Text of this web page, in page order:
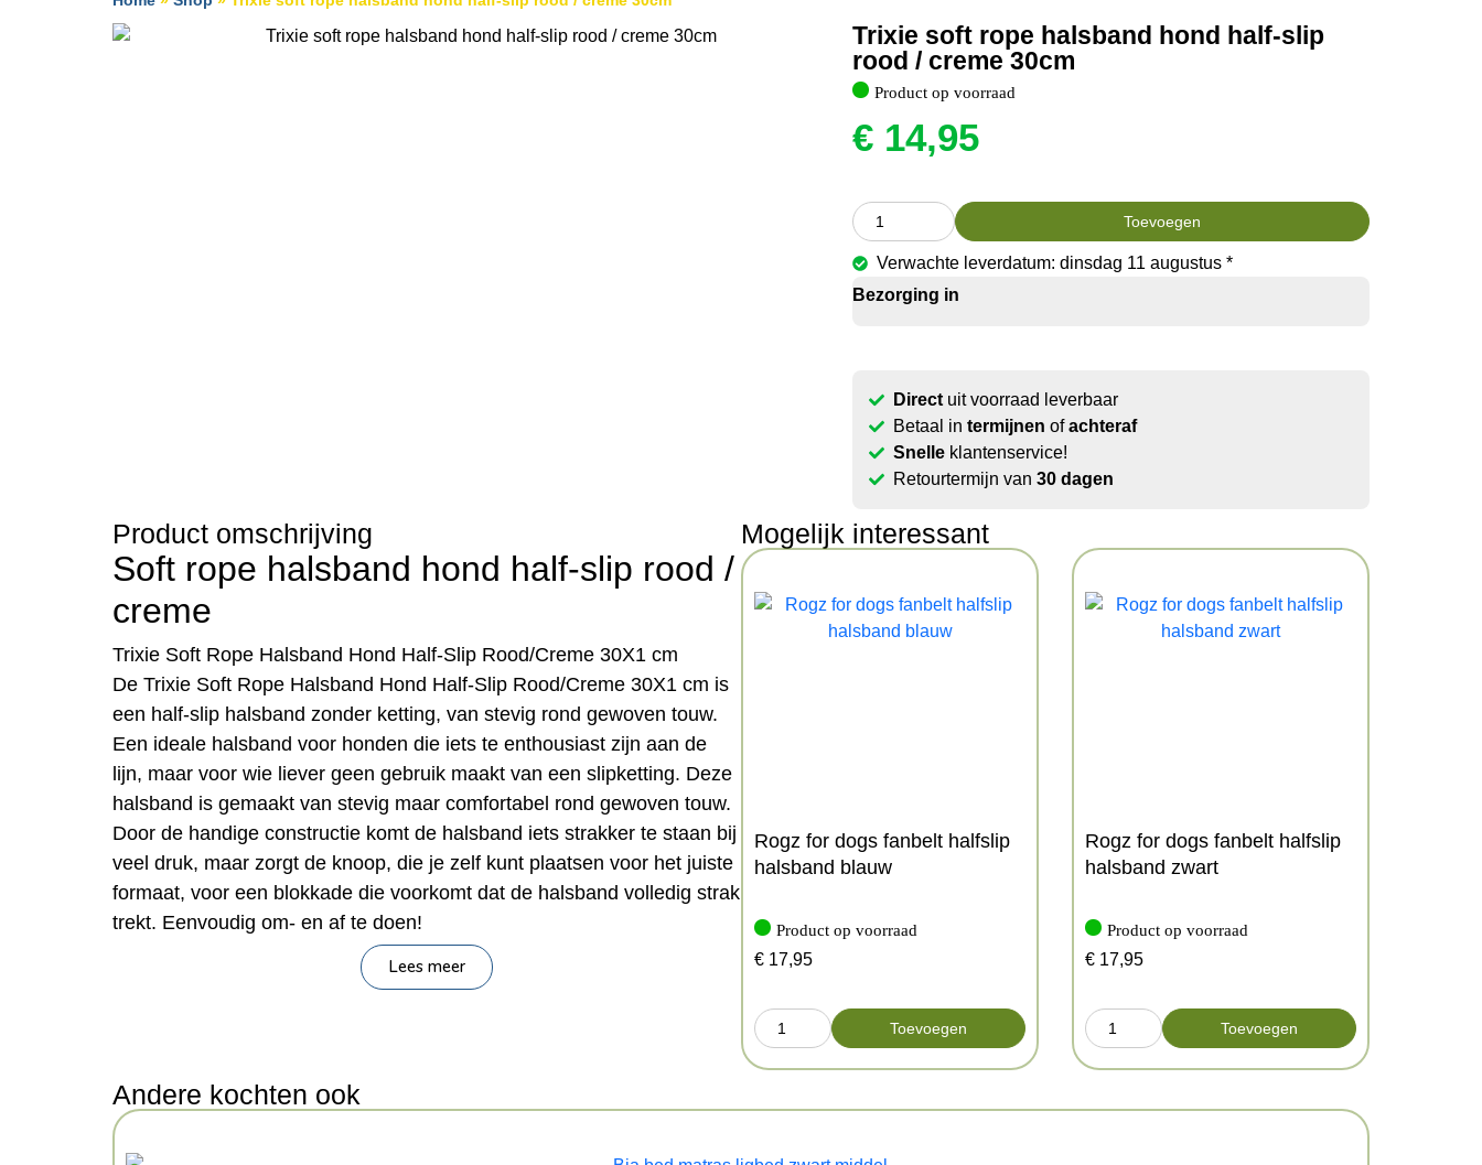
Trixie soft rope halsband hond half-slip
rood / creme 30cm
Product op voorraad
€14,95
Toevoegen
Verwachte leverdatum: dinsdag 11 augustus *
Bezorging in
Direct uit voorraad leverbaar
Betaal intermijnen ofachteraf
Snelle klantenservice!
Retourtermijn van30 dagen
Product omschrijving
Soft rope halsband hond half-slip rood /
creme
Trixie Soft Rope Halsband Hond Half-Slip Rood/Creme 30X1 cm
De Trixie Soft Rope Halsband Hond Half-Slip Rood/Creme 30X1 cm is
een half-slip halsband zonder ketting, van stevig rond gewoven touw.
Een ideale halsband voor honden die iets te enthousiast zijn aan de
lijn, maar voor wie liever geen gebruik maakt van een slipketting. Deze
halsband is gemaakt van stevig maar comfortabel rond gewoven touw.
Door de handige constructie komt de halsband iets strakker te staan bij
veel druk, maar zorgt de knoop, die je zelf kunt plaatsen voor het juiste
formaat, voor een blokkade die voorkomt dat de halsband volledig strak
trekt. Eenvoudig om- en af te doen!
– Half-slip halsband voor de hond
– Eenvoudig aan en uit te trekken
Afmeting: 30X1 cm
Lees meer
Mogelijk interessant
Rogz for dogs fanbelt halfslip
halsband blauw
Product op voorraad
€ 17,95
Toevoegen
Rogz for dogs fanbelt halfslip
halsband zwart
Product op voorraad
€ 17,95
Toevoegen
Andere kochten ook